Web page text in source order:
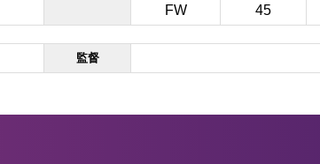
FW 45
監督